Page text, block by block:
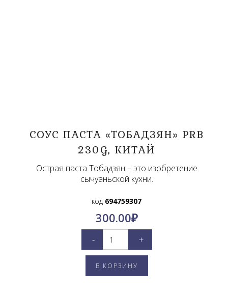
СОУС ПАСТА «ТОБАДЗЯН» PRB
230G, КИТАЙ
Острая паста Тобадзян – это изобретение
сычуаньской кухни.
код 694759307
300.00₽
- +